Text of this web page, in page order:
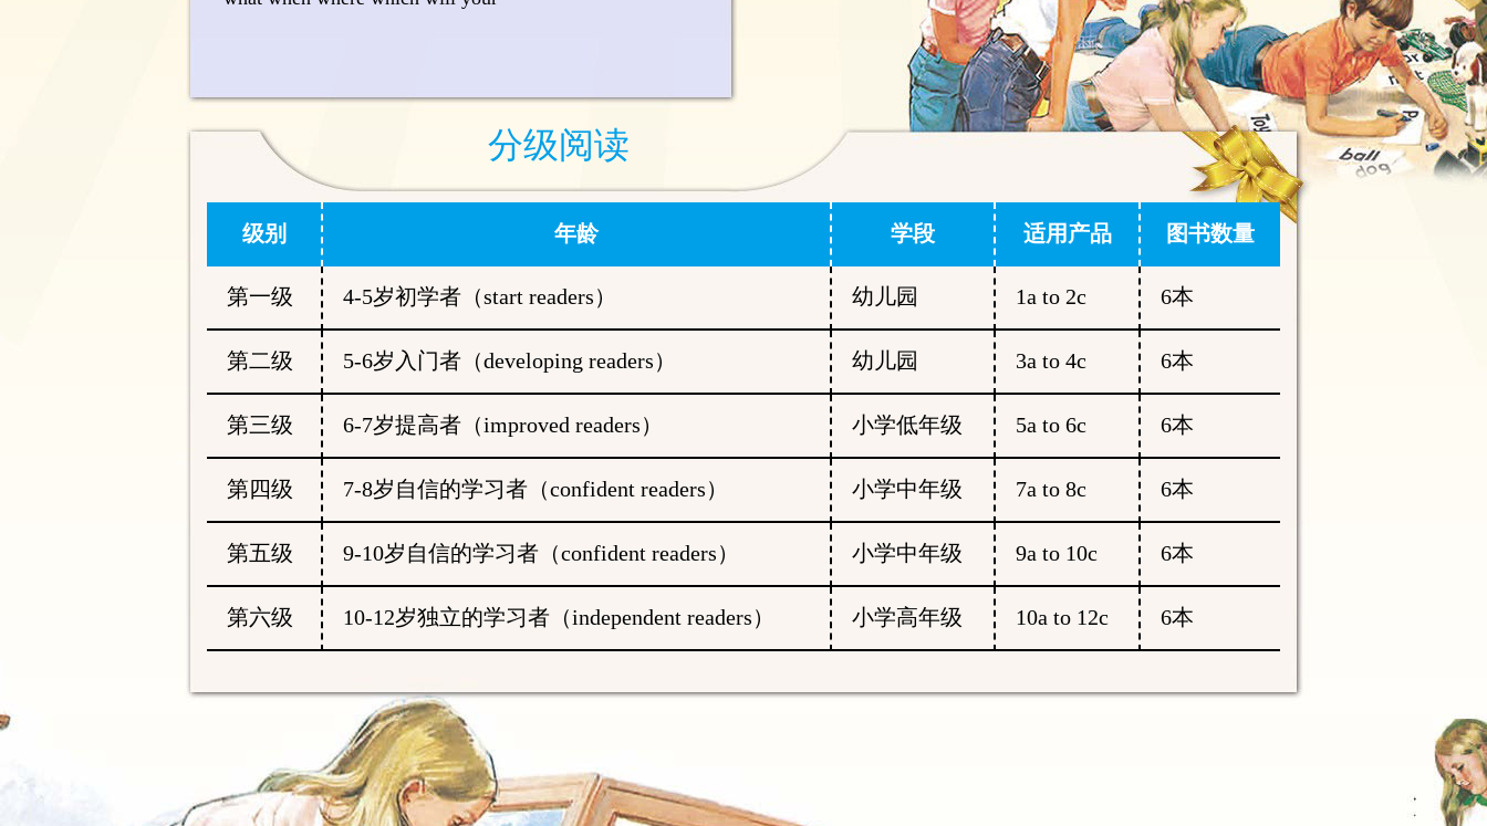
分级阅读
级别 年龄 学段 适用产品 图书数量
第一级 4-5岁初学者（start readers） 幼儿园 1a to 2c 6本
第二级 5-6岁入门者（developing readers） 幼儿园 3a to 4c 6本
第三级 6-7岁提高者（improved readers） 小学低年级 5a to 6c 6本
第四级 7-8岁自信的学习者（confident readers） 小学中年级 7a to 8c 6本
第五级 9-10岁自信的学习者（confident readers） 小学中年级 9a to 10c 6本
第六级 10-12岁独立的学习者（independent readers） 小学高年级 10a to 12c 6本